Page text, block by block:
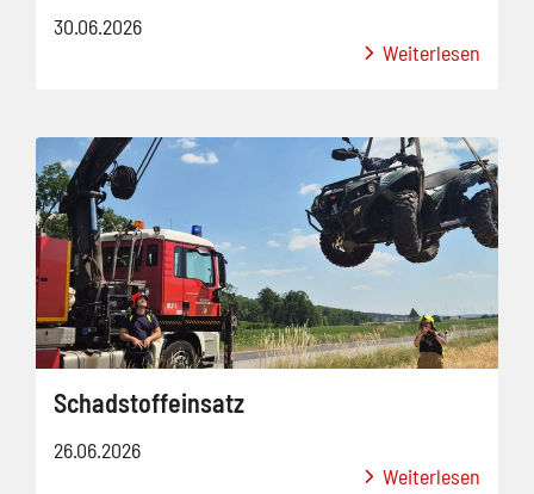
30.06.2026
Weiterlesen
Schadstoffeinsatz
26.06.2026
Weiterlesen